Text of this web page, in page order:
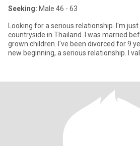
Seeking: Male 46 - 63
Looking for a serious relationship. I'm
countryside in Thailand. I was married
grown children. I've been divorced for 9
new beginning, a serious relationship. I